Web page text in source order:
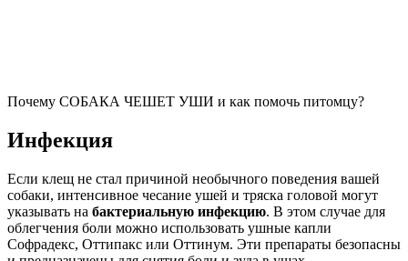
Почему СОБАКА ЧЕШЕТ УШИ и как помочь питомцу?
Инфекция
Если клещ не стал причиной необычного поведения вашей
собаки, интенсивное чесание ушей и тряска головой могут
указывать на бактериальную инфекцию. В этом случае для
облегчения боли можно использовать ушные капли
Софрадекс, Оттипакс или Оттинум. Эти препараты безопасны